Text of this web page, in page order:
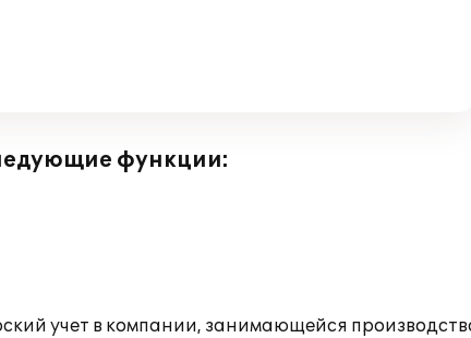
функции:
учет в компании, занимающейся